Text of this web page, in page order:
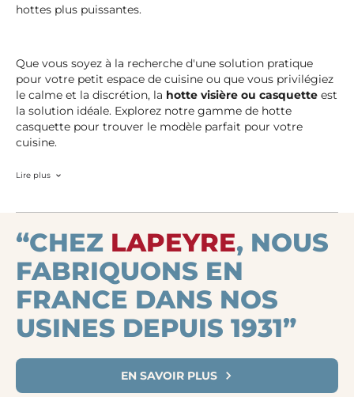
hottes plus puissantes.
Que vous soyez à la recherche d'une solution pratique
pour votre petit espace de cuisine ou que vous privilégiez
le calme et la discrétion, la hotte visière ou casquette est
la solution idéale. Explorez notre gamme de hotte
casquette pour trouver le modèle parfait pour votre
cuisine.
Lire plus
“CHEZ LAPEYRE, NOUS
FABRIQUONS EN
FRANCE DANS NOS
USINES DEPUIS 1931”
EN SAVOIR PLUS